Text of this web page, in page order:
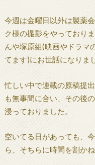
今週は金曜日以外は製薬
ク様の撮影をやっており
んや塚原組(映画やドラマ
てます)にお世話になりま
忙しい中で連載の原稿提
も無事間に合い、その後
浸っておりました。
空いてる日があっても、
ら、そちらに時間を割か